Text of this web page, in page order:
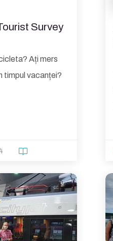
Survey
Ați mers
timpul vacanței?